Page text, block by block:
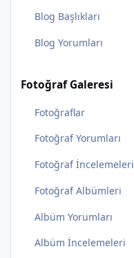
Blog Başlıkları
Blog Yorumları
Fotoğraf Galeresi
Fotoğraflar
Fotoğraf Yorumları
Fotoğraf İncelemeleri
Fotoğraf Albümleri
Albüm Yorumları
Albüm İncelemeleri